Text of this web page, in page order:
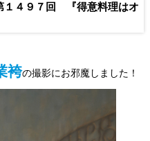
４９７回 『得意料理はオ
袴の撮影にお邪魔しました！